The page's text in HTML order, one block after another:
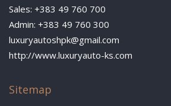
Sales: +383 49 760 700
Admin: +383 49 760 300
luxuryautoshpk@gmail.com
http://www.luxuryauto-ks.com
Sitemap